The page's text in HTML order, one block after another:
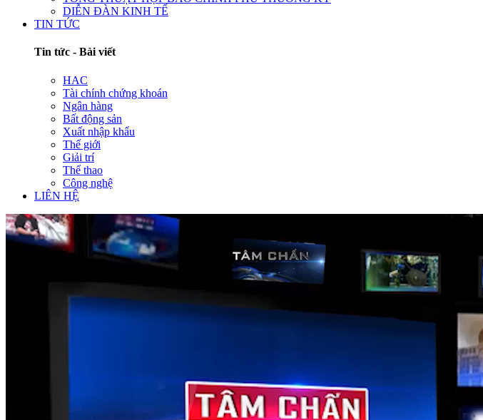
DIỄN ĐÀN KINH TẾ
TIN TỨC
Tin tức - Bài viết
HAC
Tài chính chứng khoán
Ngân hàng
Bất động sản
Xuất nhập khẩu
Thế giới
Giải trí
Thể thao
Công nghệ
LIÊN HỆ